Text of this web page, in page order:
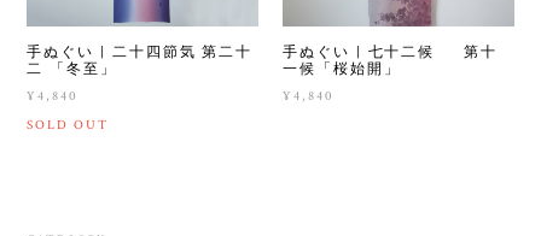
手ぬぐい | 二十四節気 第二十
二 「冬至」
¥4,840
SOLD OUT
手ぬぐい | 七十二候 第十
一候「桜始開」
¥4,840